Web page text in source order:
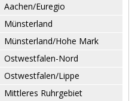
Aachen/Euregio
Münsterland
Münsterland/Hohe Mark
Ostwestfalen-Nord
Ostwestfalen/Lippe
Mittleres Ruhrgebiet